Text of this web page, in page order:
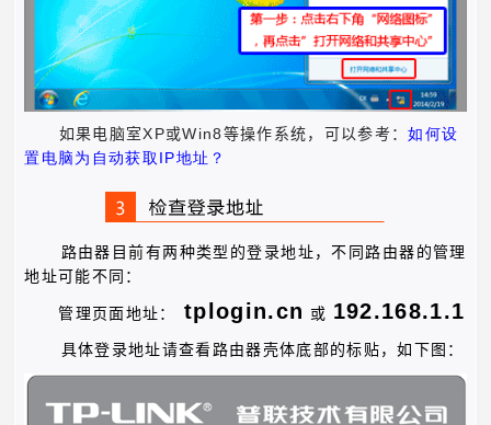
如果电脑室XP或Win8 等操作系统，可以参考：如何设
置电脑为自动获取 IP地址？
路由器目前有两种类型的登录地址，不同路由器的管理
地址可能不同：
管理页面地址： tplogin.cn 或 192.168.1.1
具体登录地址请查看路由器壳体底部的标贴，如下图：